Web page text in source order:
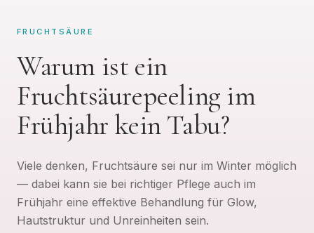
FRUCHTSÄURE
Warum ist ein
Fruchtsäurepeeling im
Frühjahr kein Tabu?
Viele denken, Fruchtsäure sei nur im Winter möglich
— dabei kann sie bei richtiger Pflege auch im
Frühjahr eine effektive Behandlung für Glow,
Hautstruktur und Unreinheiten sein.